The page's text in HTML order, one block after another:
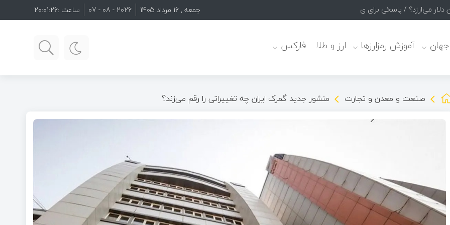
جمعه , 16 مرداد 1405 2026 - 08 - 07 ساعت :20:01:28
جهان آموزش رمزارزها ارز و طلا فارکس
صنعت و معدن و تجارت منشور جدید گمرک ایران چه تغییراتی را رقم می‌زند؟